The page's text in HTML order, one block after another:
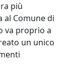
più
al Comune di
va proprio a
un unico